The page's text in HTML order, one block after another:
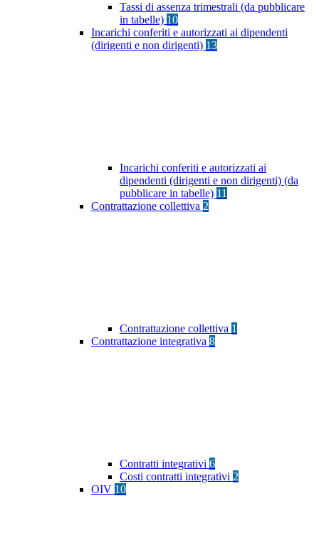
Tassi di assenza trimestrali (da pubblicare
in tabelle) 10
Incarichi conferiti e autorizzati ai dipendenti
(dirigenti e non dirigenti) 13
Incarichi conferiti e autorizzati ai
dipendenti (dirigenti e non dirigenti) (da
pubblicare in tabelle) 11
Contrattazione collettiva 2
Contrattazione collettiva 1
Contrattazione integrativa 8
Contratti integrativi 6
Costi contratti integrativi 2
OIV 10